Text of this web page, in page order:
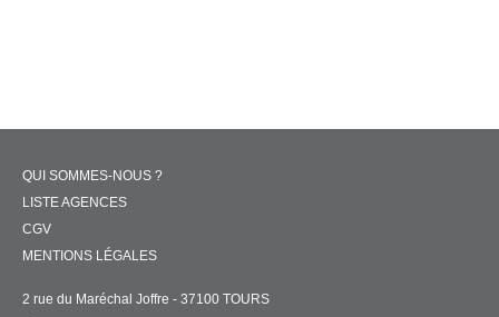
QUI SOMMES-NOUS ?
LISTE AGENCES
CGV
MENTIONS LÉGALES
2 rue du Maréchal Joffre - 37100 TOURS